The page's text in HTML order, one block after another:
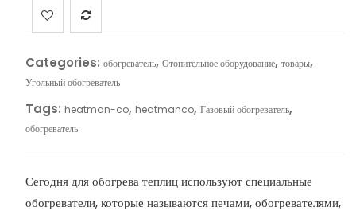
Categories: обогреватель, Отопительное оборудование, товары,
Угольный обогреватель
Tags: heatman-co, heatmanco, Газовый обогреватель,
обогреватель
Сегодня для обогрева теплиц используют специальные
обогреватели, которые называются печами, обогревателями,